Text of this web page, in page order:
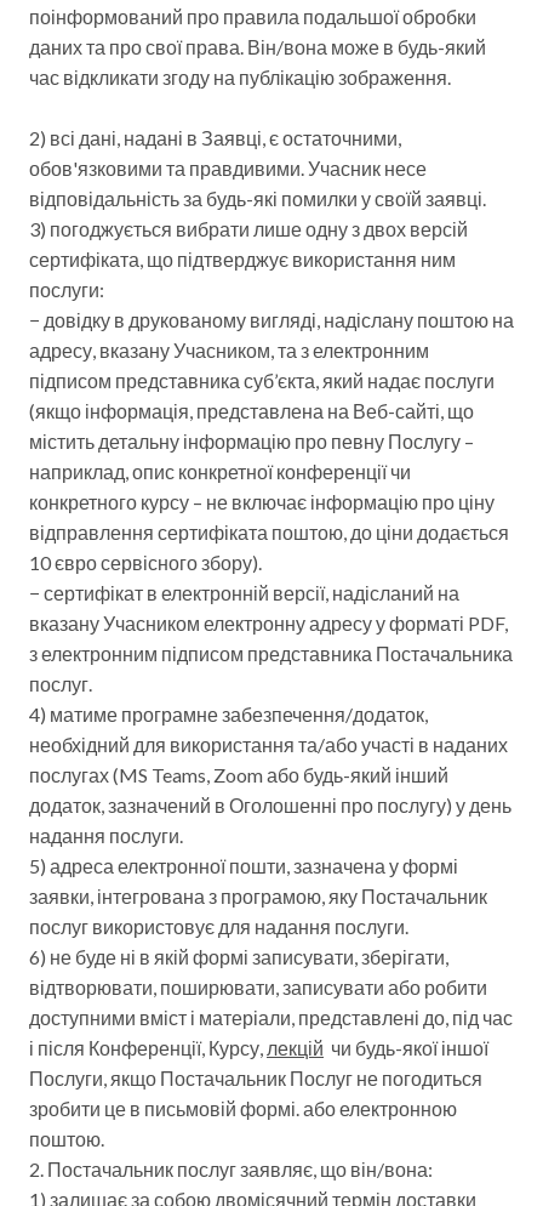
поінформований про правила подальшої обробки
даних та про свої права. Він/вона може в будь-який
час відкликати згоду на публікацію зображення.
2) всі дані, надані в Заявці, є остаточними,
обов'язковими та правдивими. Учасник несе
відповідальність за будь-які помилки у своїй заявці.
3) погоджується вибрати лише одну з двох версій
сертифіката, що підтверджує використання ним
послуги:
− довідку в друкованому вигляді, надіслану поштою на
адресу, вказану Учасником, та з електронним
підписом представника суб’єкта, який надає послуги
(якщо інформація, представлена ​​на Веб-сайті, що
містить детальну інформацію про певну Послугу –
наприклад, опис конкретної конференції чи
конкретного курсу – не включає інформацію про ціну
відправлення сертифіката поштою, до ціни додається
10 євро сервісного збору).
− сертифікат в електронній версії, надісланий на
вказану Учасником електронну адресу у форматі PDF,
з електронним підписом представника Постачальника
послуг.
4) матиме програмне забезпечення/додаток,
необхідний для використання та/або участі в наданих
послугах (MS Teams, Zoom або будь-який інший
додаток, зазначений в Оголошенні про послугу) у день
надання послуги.
5) адреса електронної пошти, зазначена у формі
заявки, інтегрована з програмою, яку Постачальник
послуг використовує для надання послуги.
6) не буде ні в якій формі записувати, зберігати,
відтворювати, поширювати, записувати або робити
доступними вміст і матеріали, представлені до, під час
і після Конференції, Курсу, лекцій чи будь-якої іншої
Послуги, якщо Постачальник Послуг не погодиться
зробити це в письмовій формі. або електронною
поштою.
2. Постачальник послуг заявляє, що він/вона:
1) залишає за собою двомісячний термін доставки